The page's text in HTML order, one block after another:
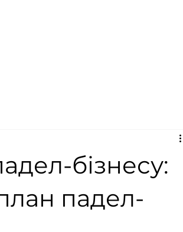
бізнесу:
падел-